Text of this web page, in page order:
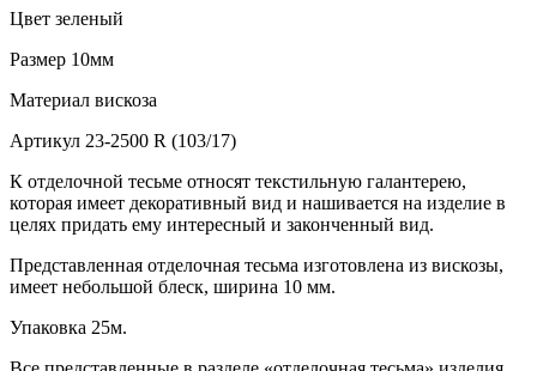
Цвет зеленый
Размер 10мм
Материал вискоза
Артикул 23-2500 R (103/17)
К отделочной тесьме относят текстильную галантерею,
которая имеет декоративный вид и нашивается на изделие в
целях придать ему интересный и законченный вид.
Представленная отделочная тесьма изготовлена из вискозы,
имеет небольшой блеск, ширина 10 мм.
Упаковка 25м.